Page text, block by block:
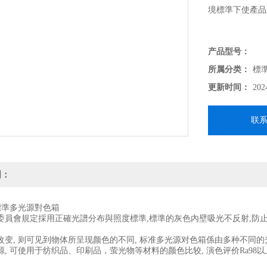
境標準下使產
产品型号：
所属分类：
標
更新时间：
联
多光源對色箱
員會規定採用正確光譜分布與照度標準,標準的灰色內壁吸光不反射,防
变, 则可见到物体所呈现颜色的不同, 标准多光源对色箱係由多种不同
, 可使用于纺织品、印刷品，萤光物等材料的颜色比较, 演色评价Ra98以